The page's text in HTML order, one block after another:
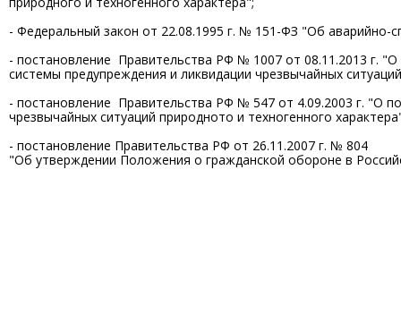
- Федеральный закон от 22.08.1995 г. № 151-ФЗ "Об аварийно-
- постановление Правительства РФ № 1007 от 08.11.2013 г. "О
системы предупреждения и ликвидации чрезвычайных
- постановление Правительства РФ № 547 от 4.09.2003 г. "О
чрезвычайных ситуаций природното и техногенного
- постановление Правительства РФ от 26.11.2007 г. № 804
"Об утверждении Положения о гражданской обороне в